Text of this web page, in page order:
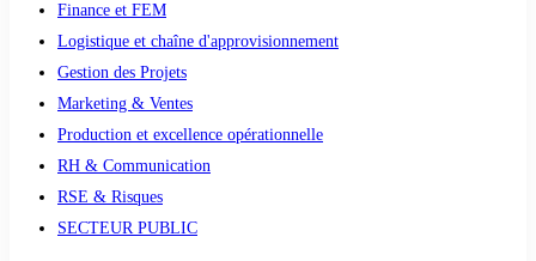
Finance et FEM
Logistique et chaîne d'approvisionnement
Gestion des Projets
Marketing & Ventes
Production et excellence opérationnelle
RH & Communication
RSE & Risques
SECTEUR PUBLIC